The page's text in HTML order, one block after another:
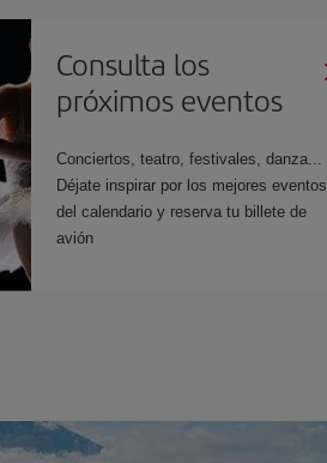
Consulta los
próximos eventos
Conciertos, teatro, festivales, danza...
Déjate inspirar por los mejores eventos
del calendario y reserva tu billete de
avión